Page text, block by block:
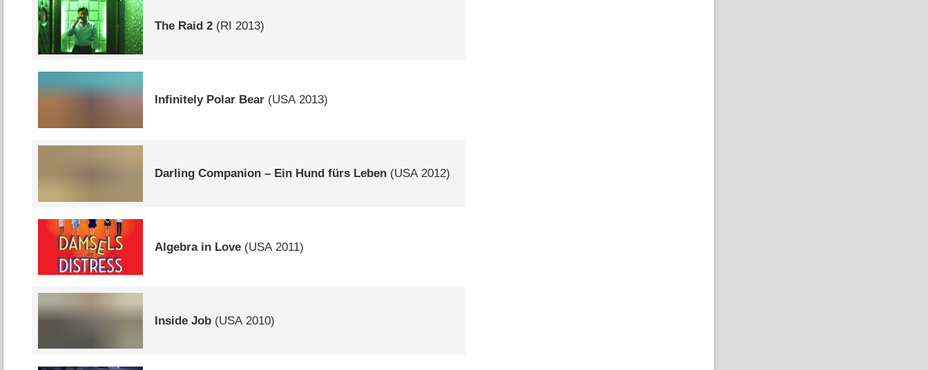
The Raid 2 (RI 2013)
Infinitely Polar Bear (USA2013)
Darling Companion – Ein Hund fürs Leben (USA2012)
Algebra in Love (USA2011)
Inside Job (USA2010)